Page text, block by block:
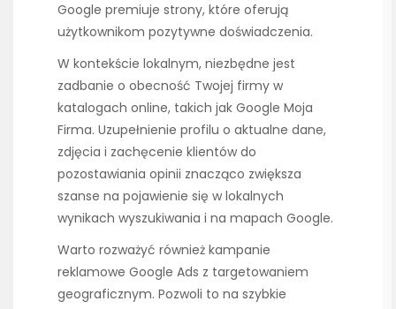
Google premiuje strony, które oferują
użytkownikom pozytywne doświadczenia.
W kontekście lokalnym, niezbędne jest
zadbanie o obecność Twojej firmy w
katalogach online, takich jak Google Moja
Firma. Uzupełnienie profilu o aktualne dane,
zdjęcia i zachęcenie klientów do
pozostawiania opinii znacząco zwiększa
szanse na pojawienie się w lokalnych
wynikach wyszukiwania i na mapach Google.
Warto rozważyć również kampanie
reklamowe Google Ads z targetowaniem
geograficznym. Pozwoli to na szybkie